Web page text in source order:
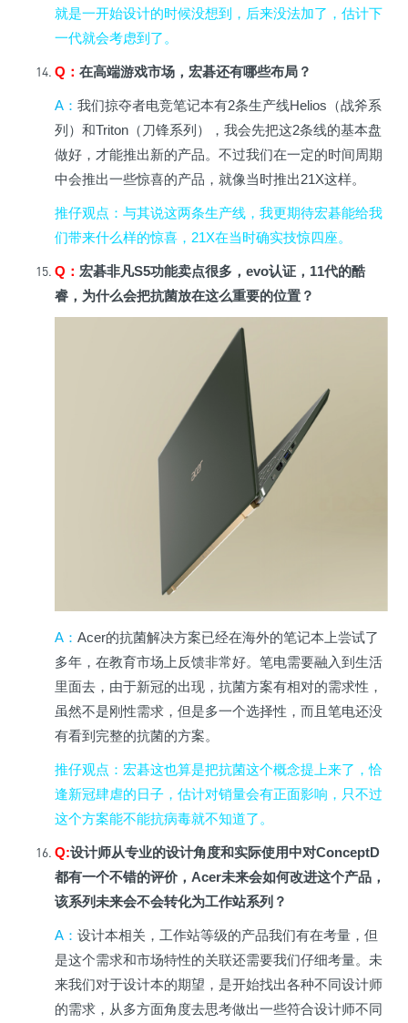
就是一开始设计的时候没想到，后来没法加了，估计下
一代就会考虑到了。
Q ： 在高端游戏市场，宏碁还有哪些布局？
A ： 我们掠夺者电竞笔记本有2条生产线Helios（战斧系
列）和Triton（刀锋系列），我会先把这2条线的基本盘
做好，才能推出新的产品。不过我们在一定的时间周期
中会推出一些惊喜的产品，就像当时推出21X这样。
推仔观点 ：与其说这两条生产线，我更期待宏碁能给我
们带来什么样的惊喜，21X在当时确实技惊四座。
Q ： 宏碁非凡S5功能卖点很多，evo认证，11代的酷
睿，为什么会把抗菌放在这么重要的位置？
A ： Acer的抗菌解决方案已经在海外的笔记本上尝试了
多年，在教育市场上反馈非常好。笔电需要融入到生活
里面去，由于新冠的出现，抗菌方案有相对的需求性，
虽然不是刚性需求，但是多一个选择性，而且笔电还没
有看到完整的抗菌的方案。
推仔观点 ：宏碁这也算是把抗菌这个概念提上来了，恰
逢新冠肆虐的日子，估计对销量会有正面影响，只不过
这个方案能不能抗病毒就不知道了。
Q:设计师从专业的设计角度和实际使用中对ConceptD
都有一个不错的评价，Acer未来会如何改进这个产品，
该系列未来会不会转化为工作站系列？
A ： 设计本相关，工作站等级的产品我们有在考量，但
是这个需求和市场特性的关联还需要我们仔细考量。未
来我们对于设计本的期望，是开始找出各种不同设计师
的需求，从多方面角度去思考做出一些符合设计师不同